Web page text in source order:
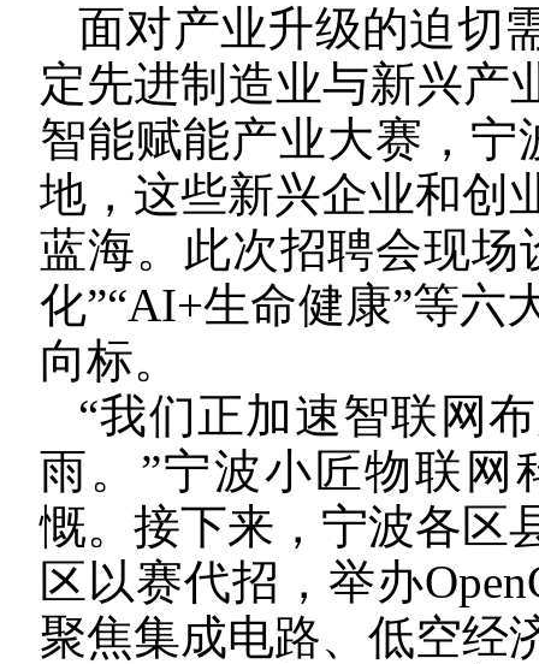
面对产业升级的迫切
定先进制造业与新兴产
智能赋能产业大赛，宁
地，这些新兴企业和创
蓝海。此次招聘会现场
化”“AI+生命健康”等六
向标。
“我们正加速智联网
雨。”宁波小匠物联网
慨。接下来，宁波各区
区以赛代招，举办
聚焦集成电路、低空经